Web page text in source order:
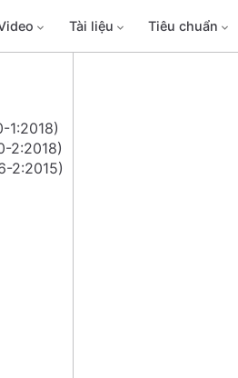
Tài liệu Tiêu chuẩn
1:2018)
2:2018)
2:2015)